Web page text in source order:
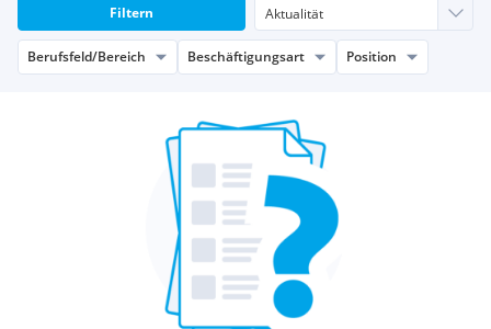
Filtern
Berufsfeld/Bereich Beschäftigungsart Position